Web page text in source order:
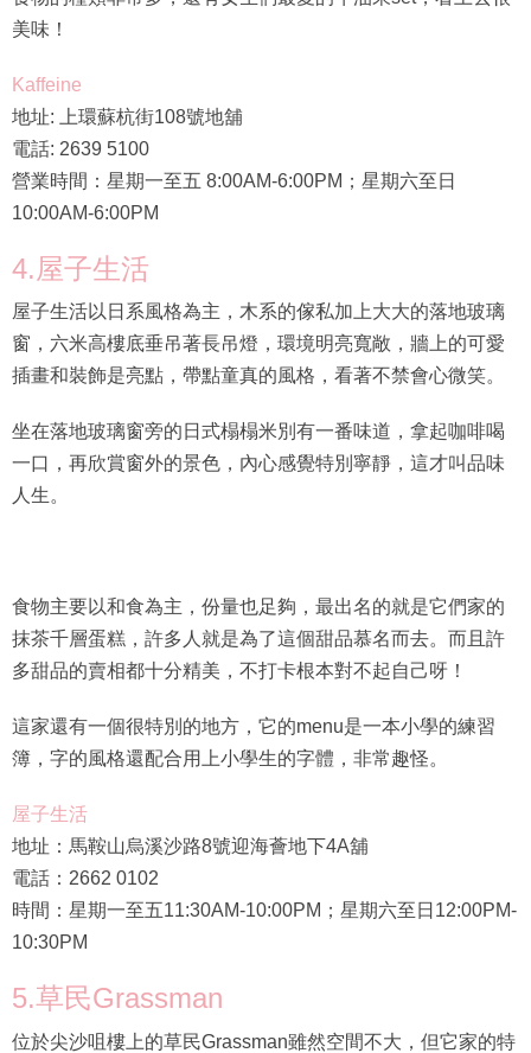
美味！
Kaffeine
地址: 上環蘇杭街108號地舖
電話: 2639 5100
營業時間：星期一至五 8:00AM-6:00PM；星期六至日
10:00AM-6:00PM
4.屋子生活
屋子生活以日系風格為主，木系的傢私加上大大的落地玻璃
窗，六米高樓底垂吊著長吊燈，環境明亮寬敞，牆上的可愛
插畫和裝飾是亮點，帶點童真的風格，看著不禁會心微笑。
坐在落地玻璃窗旁的日式榻榻米別有一番味道，拿起咖啡喝
一口，再欣賞窗外的景色，內心感覺特別寧靜，這才叫品味
人生。
食物主要以和食為主，份量也足夠，最出名的就是它們家的
抹茶千層蛋糕，許多人就是為了這個甜品慕名而去。而且許
多甜品的賣相都十分精美，不打卡根本對不起自己呀！
這家還有一個很特別的地方，它的menu是一本小學的練習
簿，字的風格還配合用上小學生的字體，非常趣怪。
屋子生活
地址：馬鞍山烏溪沙路8號迎海薈地下4A舖
電話：2662 0102
時間：星期一至五11:30AM-10:00PM；星期六至日12:00PM-
10:30PM
5.草民Grassman
位於尖沙咀樓上的草民Grassman雖然空間不大，但它家的特